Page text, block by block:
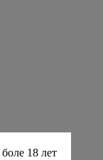
18 лет